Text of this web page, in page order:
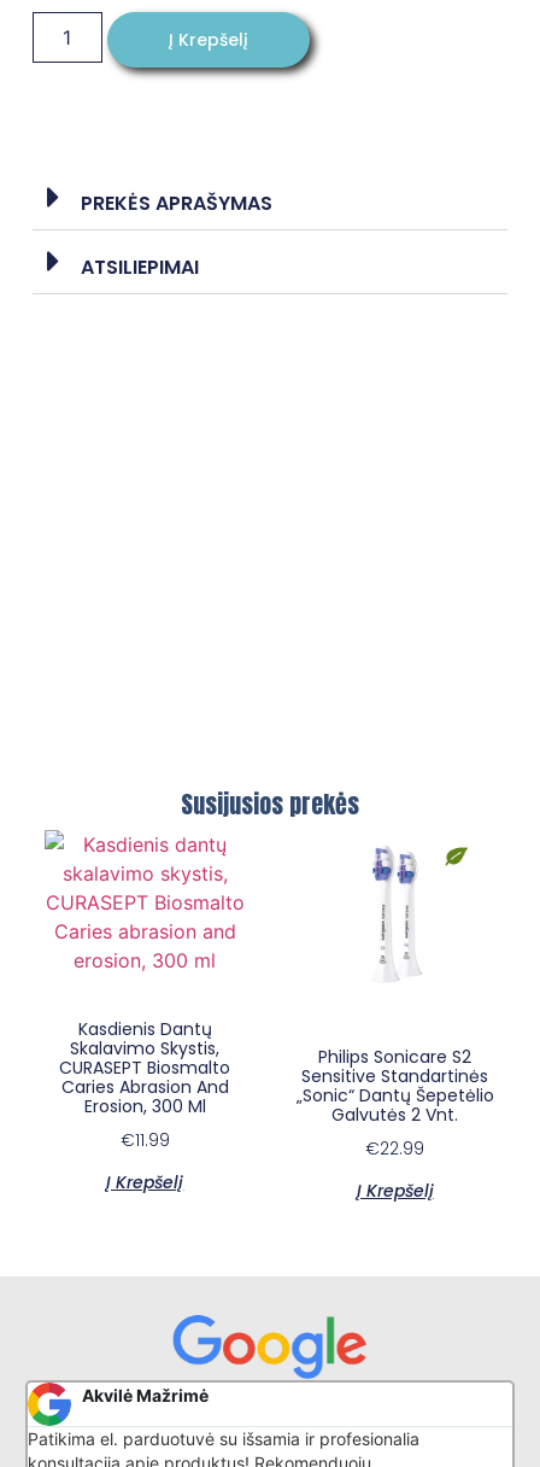
PREKĖS APRAŠYMAS
ATSILIEPIMAI
Į Krepšelį
Susijusios prekės
Kasdienis Dantų
Skalavimo Skystis,
CURASEPT Biosmalto
Caries Abrasion And
Erosion, 300 Ml
€11.99
Į Krepšelį
Philips Sonicare S2
Sensitive Standartinės
„Sonic“ Dantų Šepetėlio
Galvutės 2 Vnt.
€22.99
Į Krepšelį
Akvilė Mažrimė
Patikima el. parduotuvė su išsamia ir profesionalia
E-sypsena DI odontologas